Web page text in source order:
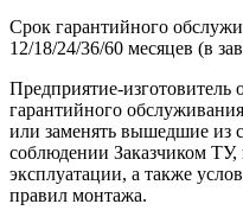
Срок гарантийного
12/18/24/36/60 месяцев (в
Предприятие-изготовитель
гарантийного
или заменять вышедшие из
соблюдении Заказчиком
эксплуатации, а также
правил монтажа.